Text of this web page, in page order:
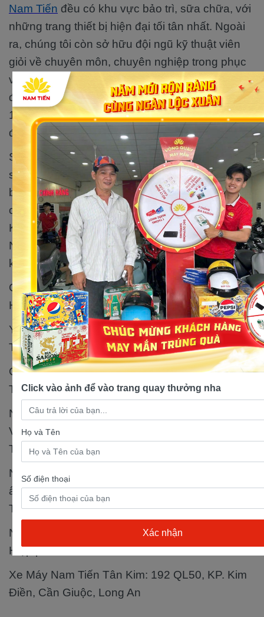
Nam Tiến đều có khu vực bảo trì, sữa chữa, với
những trang thiết bị hiện đại tối tân nhất. Ngoài
ra, chúng tôi còn sở hữu đội ngũ kỹ thuật viên
giỏi về chuyên môn, chuyên nghiệp trong phục
vụ. Các sản phẩm được phân phối bán sỉ lẻ đều
được cam kết đảm bảo sản phẩm chính hãng
100%, được bảo hành, bảo trì theo đúng quy
định của Nhà Máy.
Sự tin tưởng và ủng hộ của khách hàng trong
suốt thời gian qua là nguồn động viên to lớn trên
bước đường phát triển của chúng tôi. Chúng tôi
cam kết sẽ luôn nỗ lực cả về nhân lực, vật lực.
Không ngừng phát triển để đưa thương hiệu
Nam Tiến trở thành sự lựa chọn hàng đầu của
khách hàng.
Chi nhánh Nam Tiến 2: 21A Nguyễn Ảnh Thủ,
Hiệp Thành, Quận 12, TP.HCM
Yamaha Town Nam Tiến 4: 463B Nguyễn Thị
Tú, Bình Hưng Hòa B, Bình Tân, TP.HCM
Chi nhánh Nam Tiến 5: 385 Tô Ký, Ấp Mới 1,
Tân Xuân, Hóc Môn, TP.HCM
Nam Tiến Nhơn Trạch: Số 720 Đường Hùng
Vương, KP. Phước Hiệp, TT. Hiệp Phước, Nhơn
Trạch, Đồng Nai
Nam Tiến Bến Cam: tọa lạc tại 360 Lý Thái Tổ,
ấp Bến Sắn, xã Phước Thiền, huyện Nhơn
Trạch, tỉnh Đồng Nai
Nam Tiến Nhà Bè: Số 770 Nguyễn Văn Tạo,
Hiệp phước, Nhà Bè, TP.Hồ Chí Minh
Xe Máy Nam Tiến Tân Kim: 192 QL50, KP. Kim
Điền, Cần Giuộc, Long An
Click vào ảnh để vào trang quay thưởng nha
Họ và Tên
Số điện thoại